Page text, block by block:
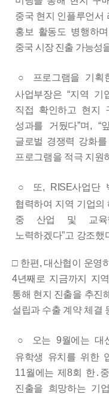
중국 현지 인플루언서
홍보 활동도 병행하며
중국 시장 진출 가능성
○ 프로그램을 기획
사업부장은“지역 기
직접 확인하고 현지
성과를 거뒀다”며 , “
글로벌 경쟁력 강화
프로그램을 적극 지원
○ 또, RISE사업단
협력하여 지역 기업의
중 산업 및 교육
노력하겠다”고 강조했
□ 한편 ,대산협이 운영
4년째로 지금까지 지
통해 현지 진출을 추진
설립과 수출 계약 체결
○ 오는 9월에는 대
유학생
유치를 위한
11월에는 제8회 한․
진출을 희망하는 기